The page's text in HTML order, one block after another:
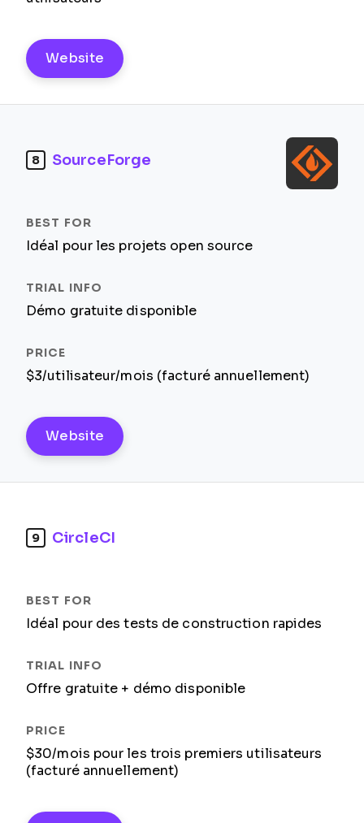
Website
8 SourceForge
Idéal pour les projets open source
Démo gratuite disponible
$3/utilisateur/mois (facturé annuellement)
Website
9 CircleCI
Idéal pour des tests de construction rapides
Offre gratuite + démo disponible
$30/mois pour les trois premiers utilisateurs
(facturé annuellement)